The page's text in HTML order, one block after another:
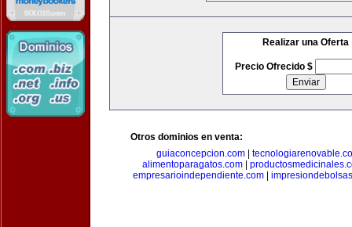
Realizar una Oferta
Precio Ofrecido $
Otros dominios en venta:
guiaconcepcion.com|
alimentoparagatos.com
empresarioindependiente.com